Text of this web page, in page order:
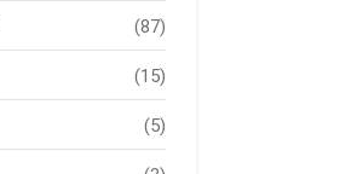
(87)
(15)
(5)